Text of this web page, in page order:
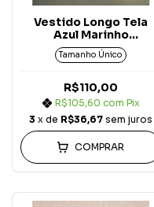
Vestido Longo Tela
Azul Marinho
Copacabana
Tamanho Único
R$110,00
R$105,60 com Pix
3 x de R$36,67 sem juros
COMPRAR